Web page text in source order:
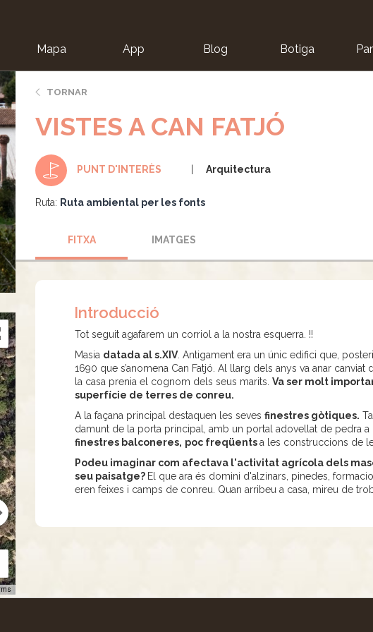
Mapa App Blog Botiga
TORNAR
VISTES A CAN FATJÓ
PUNT D'INTERÈS Arquitectura
Ruta: Ruta ambiental per les fonts
FITXA IMATGES
Introducció
Tot seguit agafarem un corriol a la nostra esquerra. !!
Masia datada al s.XIV. Antigament era un únic edifici que,
1690 que s’anomena Can Fatjó. Al llarg dels anys va anar
la casa prenia el cognom dels seus marits.Va ser molt
superfície de terres de conreu.
A la façana principal destaquen les sevesfinestres gòtiques.
damunt de la porta principal, amb un portal adovellat de pedra a
finestres balconeres, poc freqüentsa les construccions de
Podeu imaginar com afectava l'activitat agrícola dels
seu paisatge? El que ara és domini d'alzinars, pinedes,
eren feixes i camps de conreu. Quan arribeu a casa, mireu de